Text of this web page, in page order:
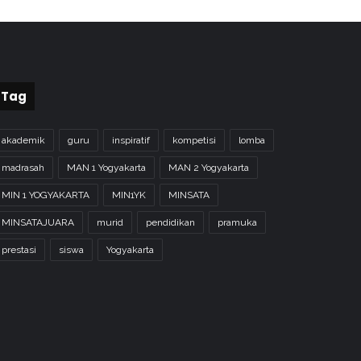
Tag
akademik guru inspiratif kompetisi lomba
madrasah MAN 1 Yogyakarta MAN 2 Yogyakarta
MIN 1 YOGYAKARTA MIN1YK MINSATA
MINSATAJUARA murid pendidikan pramuka
prestasi siswa Yogyakarta